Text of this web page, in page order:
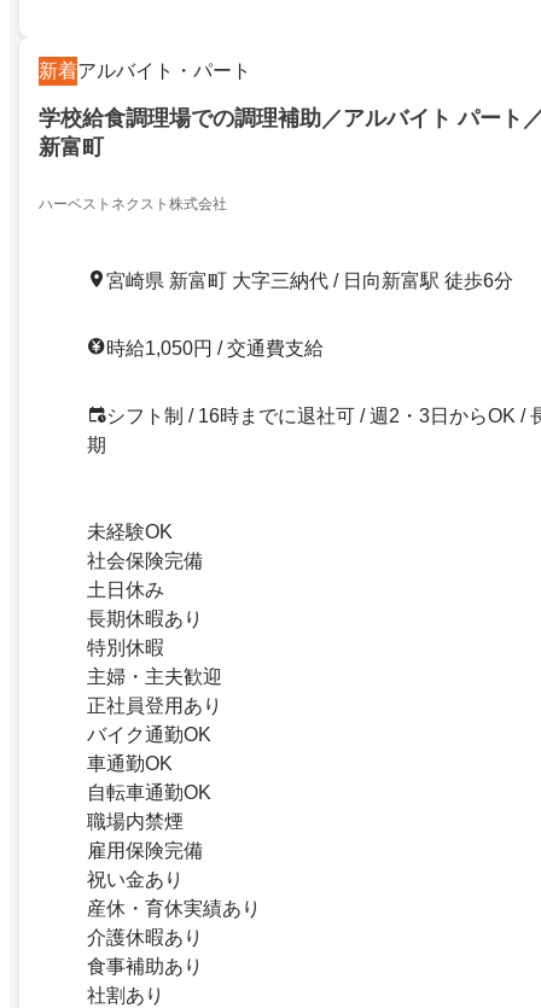
新着アルバイト・パート
学校給食調理場での調理補助／アルバイト パート
新富町
ハーベストネクスト株式会社
宮崎県 新富町 大字三納代 / 日向新富駅 徒歩6分
時給1,050円 / 交通費支給
シフト制 / 16時までに退社可 / 週2・3日からOK /
期
未経験OK
社会保険完備
土日休み
長期休暇あり
特別休暇
主婦・主夫歓迎
正社員登用あり
バイク通勤OK
車通勤OK
自転車通勤OK
職場内禁煙
雇用保険完備
祝い金あり
産休・育休実績あり
介護休暇あり
食事補助あり
社割あり